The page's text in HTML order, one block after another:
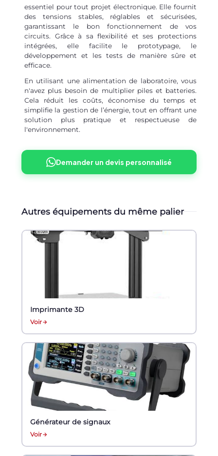
essentiel pour tout projet électronique. Elle fournit
des tensions stables, réglables et sécurisées,
garantissant le bon fonctionnement de vos
circuits. Grâce à sa flexibilité et ses protections
intégrées, elle facilite le prototypage, le
développement et les tests de manière sûre et
efficace.
En utilisant une alimentation de laboratoire, vous
n'avez plus besoin de multiplier piles et batteries.
Cela réduit les coûts, économise du temps et
simplifie la gestion de l’énergie, tout en offrant une
solution plus pratique et respectueuse de
l'environnement.
Demander un devis personnalisé
Autres équipements du même palier
Imprimante 3D
Voir
Générateur de signaux
Voir